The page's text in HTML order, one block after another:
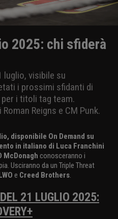
2025: chi sfiderà
luglio, visibile su
i prossimi sfidanti di
per i titoli tag team.
Reigns e CM Punk.
disponibile On Demand su
in italiano di Luca Franchini
McDonagh conosceranno i
Usciranno da un Triple Threat
e Creed Brothers.
21 LUGLIO 2025: